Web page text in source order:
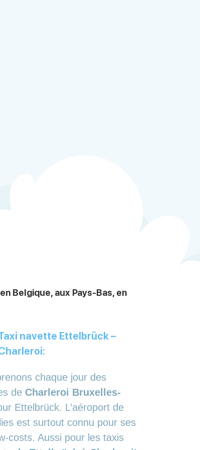
Belgique, aux Pays-Bas, en
navette Ettelbrück –
chaque jour des
de Charleroi Bruxelles-
Ettelbrück. L’aéroport de
est surtout connu pour ses
costs. Aussi pour les taxis